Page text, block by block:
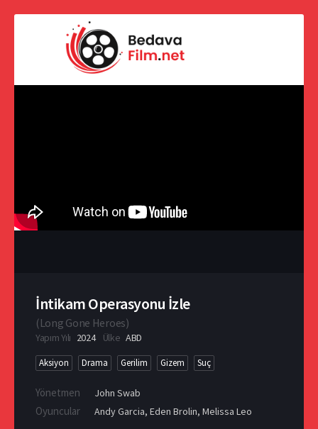
İntikam Operasyonu İzle
(Long Gone Heroes)
Yapım Yılı 2024 Ülke ABD
Aksiyon Drama Gerilim Gizem Suç
Yönetmen John Swab
Oyuncular Andy Garcia, Eden Brolin, Melissa Leo